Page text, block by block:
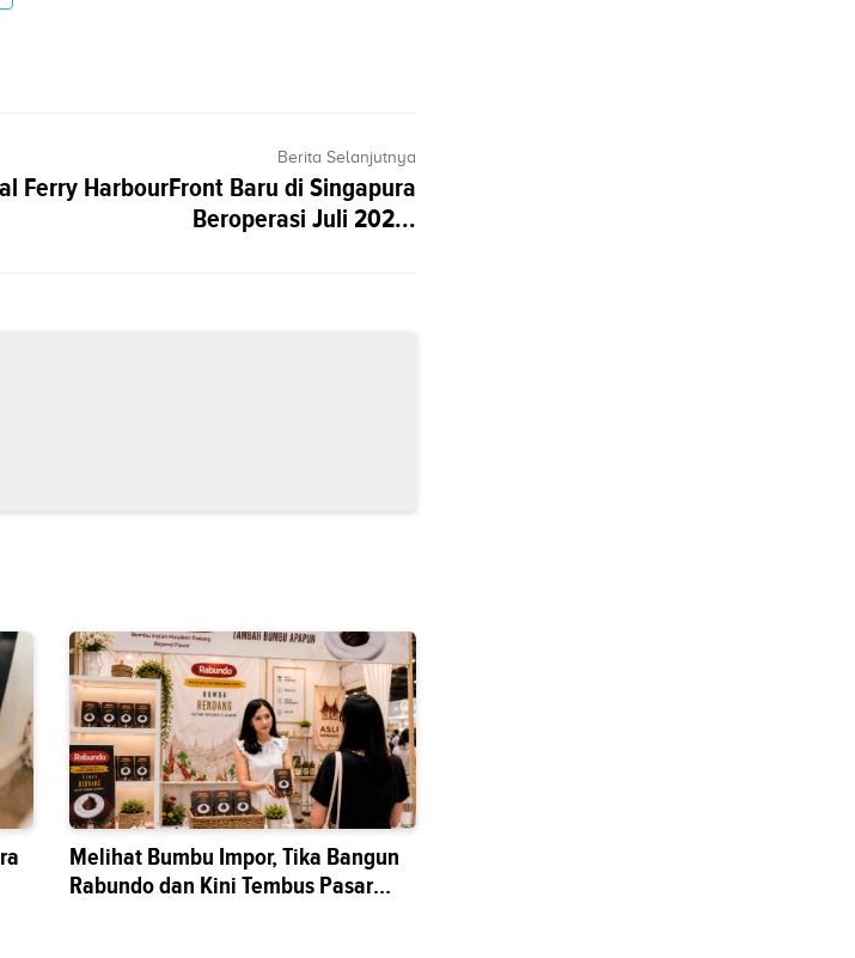
Berita Selanjutnya
Ferry HarbourFront Baru di Singapura
Beroperasi Juli 202...
Melihat Bumbu Impor, Tika Bangun
Rabundo dan Kini Tembus Pasar